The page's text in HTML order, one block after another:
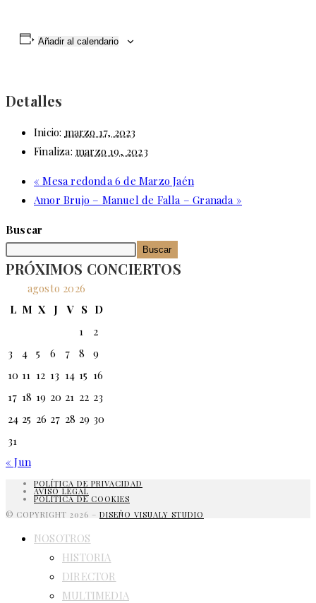
Añadir al calendario
Detalles
Inicio: marzo 17, 2023
Finaliza: marzo 19, 2023
« Mesa redonda 6 de Marzo Jaén
Amor Brujo – Manuel de Falla – Granada »
Buscar
Buscar
PRÓXIMOS CONCIERTOS
agosto 2026
L M X J V S D
1
2
3
4 5 6 7 8
9
10 11 12 13 14 15 16
17 18 19 20 21 22 23
24 25 26 27 28 29 30
31
« Jun
POLÍTICA DE PRIVACIDAD
AVISO LEGAL
POLITICA DE COOKIES
© COPYRIGHT 2026 – DISEÑO VISUALY STUDIO
NOSOTROS
HISTORIA
DIRECTOR
MULTIMEDIA